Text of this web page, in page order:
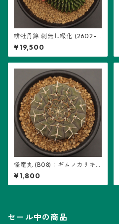
緋牡丹錦 刺無し綴化 (2602-H
B01)：ギムノカリキウム属 ※
実生
¥19,500
怪竜丸 (B08)：ギムノカリキ
ウム属 ※実生
¥1,800
セール中の商品